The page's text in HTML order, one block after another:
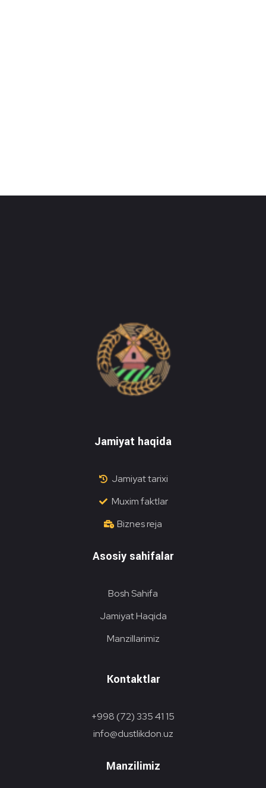
Jamiyat haqida
Jamiyat tarixi
Muxim faktlar
Biznes reja
Asosiy sahifalar
Bosh Sahifa
Jamiyat Haqida
Manzillarimiz
Kontaktlar
+998 (72) 335 41 15
info@dustlikdon.uz
Manzilimiz